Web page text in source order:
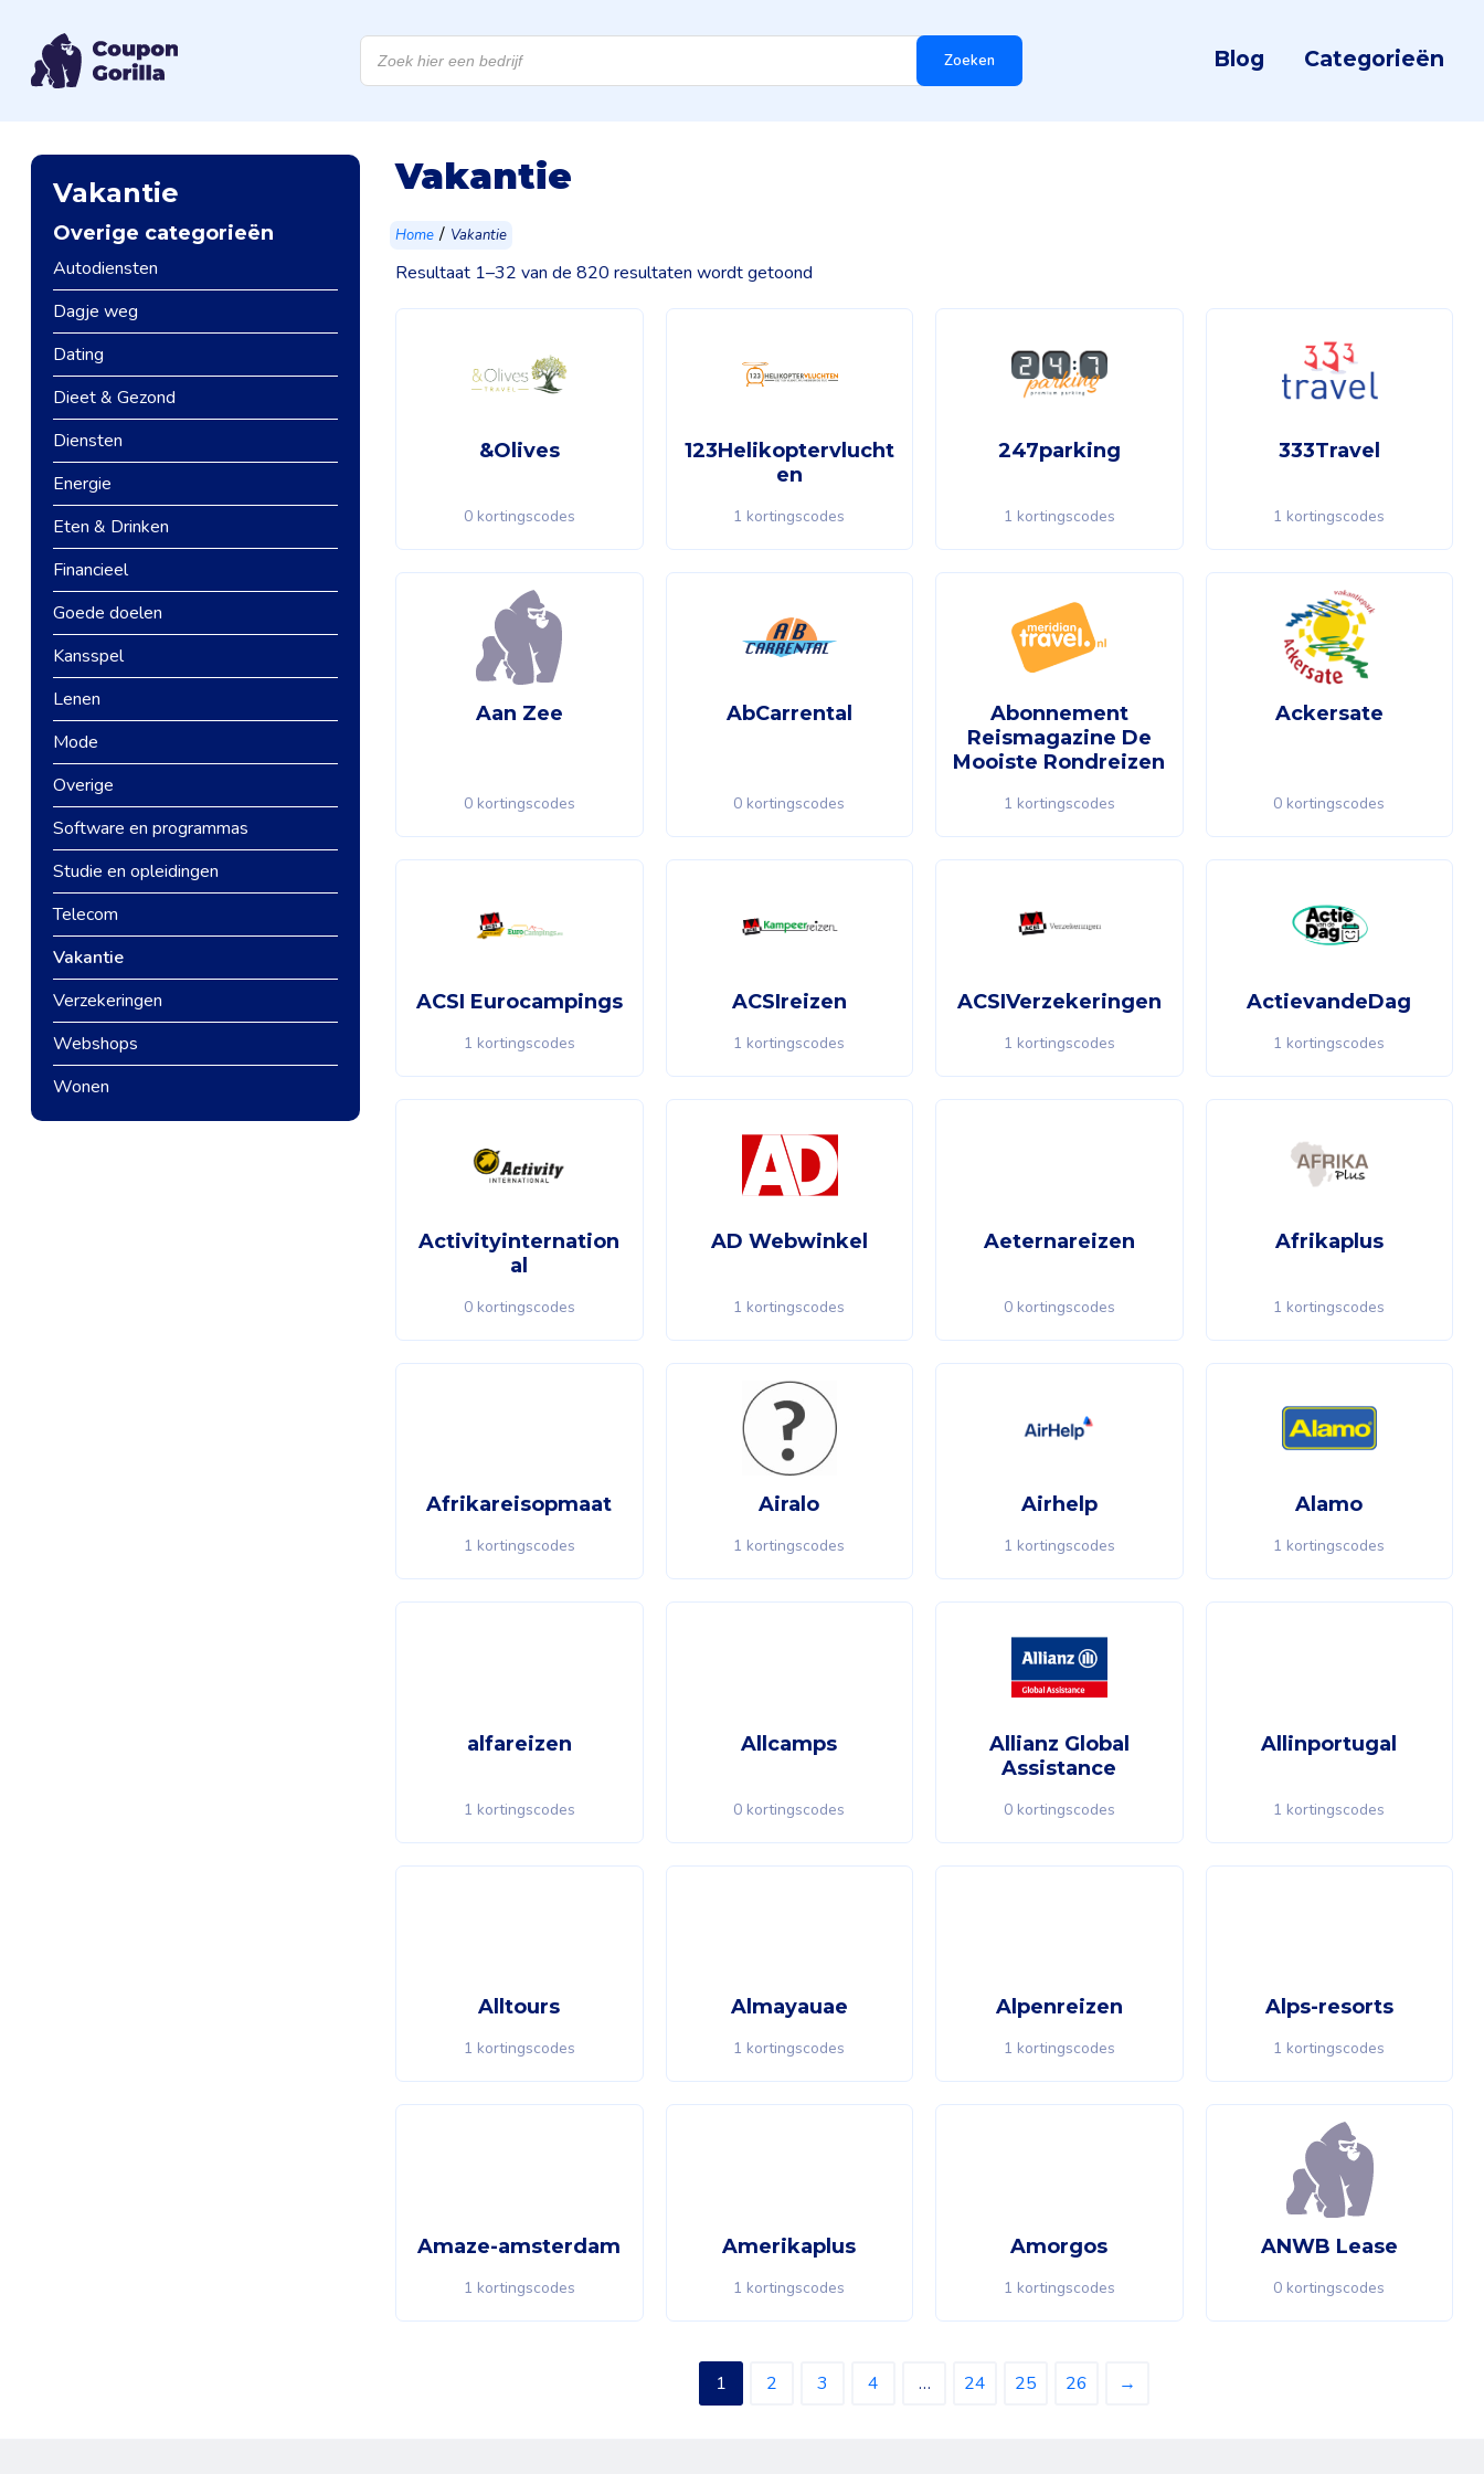
Producten
zoeken Zoeken Blog Categorieën
Vakantie
Overige categorieën
Autodiensten
Dagje weg
Dating
Dieet & Gezond
Diensten
Energie
Eten & Drinken
Financieel
Goede doelen
Kansspel
Lenen
Mode
Overige
Software en programmas
Studie en opleidingen
Telecom
Vakantie
Verzekeringen
Webshops
Wonen
Vakantie
Home / Vakantie
Resultaat 1–32 van de 820 resultaten wordt getoond
&Olives
0 kortingscodes
123Helikoptervlucht
en
1 kortingscodes
247parking
1 kortingscodes
333Travel
1 kortingscodes
Aan Zee
0 kortingscodes
AbCarrental
0 kortingscodes
Abonnement
Reismagazine De
Mooiste Rondreizen
1 kortingscodes
Ackersate
0 kortingscodes
ACSI Eurocampings
1 kortingscodes
ACSIreizen
1 kortingscodes
ACSIVerzekeringen
1 kortingscodes
ActievandeDag
1 kortingscodes
Activityinternation
al
0 kortingscodes
AD Webwinkel
1 kortingscodes
Aeternareizen
0 kortingscodes
Afrikaplus
1 kortingscodes
Afrikareisopmaat
1 kortingscodes
Airalo
1 kortingscodes
Airhelp
1 kortingscodes
Alamo
1 kortingscodes
alfareizen
1 kortingscodes
Allcamps
0 kortingscodes
Allianz Global
Assistance
0 kortingscodes
Allinportugal
1 kortingscodes
Alltours
1 kortingscodes
Almayauae
1 kortingscodes
Alpenreizen
1 kortingscodes
Alps-resorts
1 kortingscodes
Amaze-amsterdam
1 kortingscodes
Amerikaplus
1 kortingscodes
Amorgos
1 kortingscodes
ANWB Lease
0 kortingscodes
1 2 3 4 … 24 25 26 →